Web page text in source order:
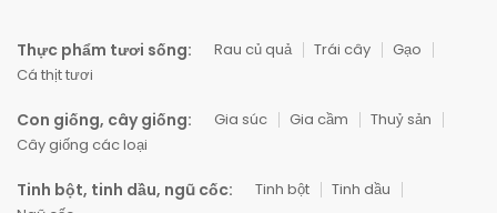
Thực phẩm tươi sống: Rau củ quả Trái cây
Gạo
Cá thịt tươi
Con giống, cây giống: Gia súc Gia cầm
Thuỷ sản
Cây giống các loại
Tinh bột, tinh dầu, ngũ cốc: Tinh bột
Tinh dầu